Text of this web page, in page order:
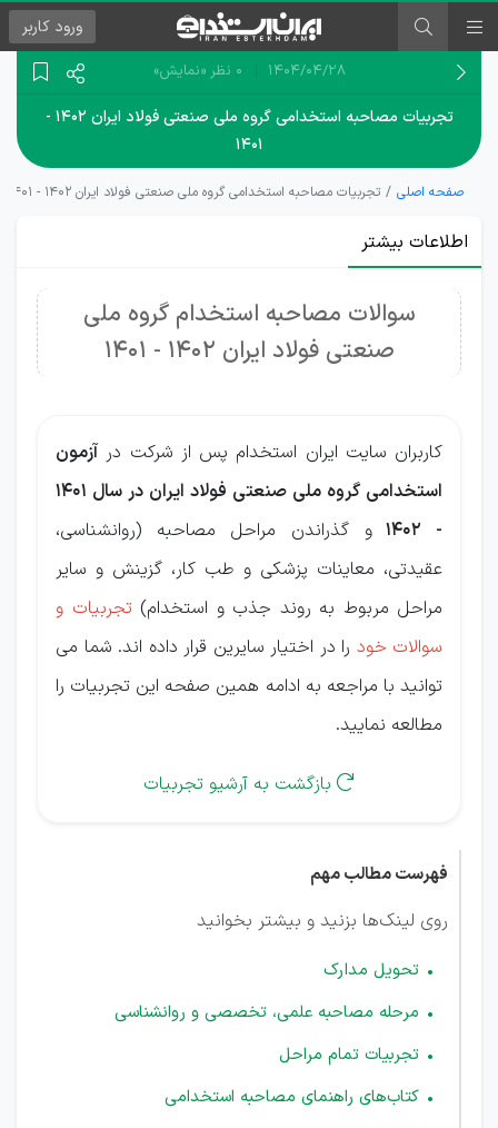
ورود کاربر
۱۴۰۴/۰۴/۲۸ 0 نظر «نمایش»
تجربیات مصاحبه استخدامی گروه ملی صنعتی فولاد ایران ۱۴۰۲ -
۱۴۰۱
صفحه اصلی تجربیات مصاحبه استخدامی گروه ملی صنعتی فولاد ایران ۱۴۰۲ - ۱۴۰۱
اطلاعات بیشتر
سوالات مصاحبه استخدام گروه ملی
صنعتی فولاد ایران 1402 - 1401
کاربران سایت ایران استخدام پس از شرکت در آزمون
استخدامی گروه ملی صنعتی فولاد ایران در سال 1401
- 1402
و گذراندن مراحل مصاحبه (روانشناسی،
عقیدتی، معاینات پزشکی و طب کار، گزینش و سایر
مراحل مربوط به روند جذب و استخدام) تجربیات و
سوالات خود را در اختیار سایرین قرار داده اند. شما می
توانید با مراجعه به ادامه همین صفحه این تجربیات را
مطالعه نمایید.
 بازگشت به آرشیو تجربیات
فهرست مطالب مهم
روی لینک‌ها بزنید و بیشتر بخوانید
تحویل مدارک
مرحله مصاحبه علمی، تخصصی و روانشناسی
تجربیات تمام مراحل
کتاب‌های راهنمای مصاحبه استخدامی